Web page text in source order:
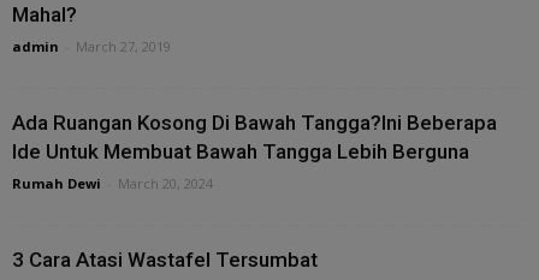
Mahal?
admin March 27, 2019
Ada Ruangan Kosong Di Bawah Tangga?Ini Beberapa
Ide Untuk Membuat Bawah Tangga Lebih Berguna
Rumah Dewi March 20, 2024
3 Cara Atasi Wastafel Tersumbat